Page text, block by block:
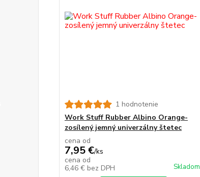
1 hodnotenie
Work Stuff Rubber Albino Orange-
zosílený jemný univerzálny štetec
cena od
7,95 €/ks
cena od
6,46 € bez DPH Skladom